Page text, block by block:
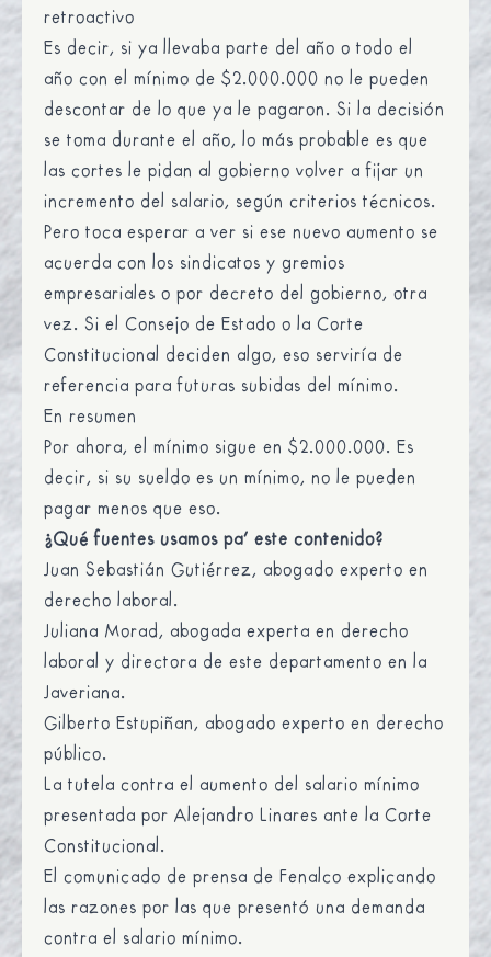
retroactivo
Es decir, si ya llevaba parte del año o todo el
año con el mínimo de $2.000.000 no le pueden
descontar de lo que ya le pagaron. Si la decisión
se toma durante el año, lo más probable es que
las cortes le pidan al gobierno volver a fijar un
incremento del salario, según criterios técnicos.
Pero toca esperar a ver si ese nuevo aumento se
acuerda con los sindicatos y gremios
empresariales o por decreto del gobierno, otra
vez. Si el Consejo de Estado o la Corte
Constitucional deciden algo, eso serviría de
referencia para futuras subidas del mínimo.
En resumen
Por ahora, el mínimo sigue en $2.000.000. Es
decir, si su sueldo es un mínimo, no le pueden
pagar menos que eso.
¿Qué fuentes usamos pa’ este contenido?
Juan Sebastián Gutiérrez, abogado experto en
derecho laboral.
Juliana Morad, abogada experta en derecho
laboral y directora de este departamento en la
Javeriana.
Gilberto Estupiñan, abogado experto en derecho
público.
La tutela contra el aumento del salario mínimo
presentada por Alejandro Linares ante la Corte
Constitucional.
El comunicado de prensa de Fenalco explicando
las razones por las que presentó una demanda
contra el salario mínimo.